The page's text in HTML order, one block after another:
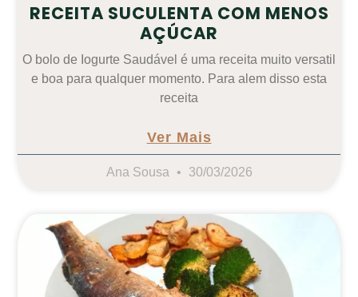
RECEITA SUCULENTA COM MENOS
AÇÚCAR
O bolo de Iogurte Saudável é uma receita muito versatil
e boa para qualquer momento. Para alem disso esta
receita
Ver Mais
Ana Sousa 30/03/2026